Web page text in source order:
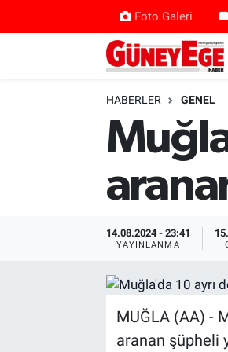
Foto Galeri
HABERLER GENEL
14.08.2024 - 23:41
YAYINLANMA
MUĞLA (AA) -
aranan şüpheli
İstanbul Hava Durumu
İstanbul Trafik Yoğunluk
Süper Lig Puan Durumu ve
Tüm Manşetler